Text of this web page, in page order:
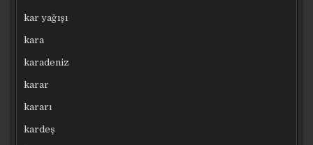
kar yağışı
kara
karadeniz
karar
kararı
kardeş